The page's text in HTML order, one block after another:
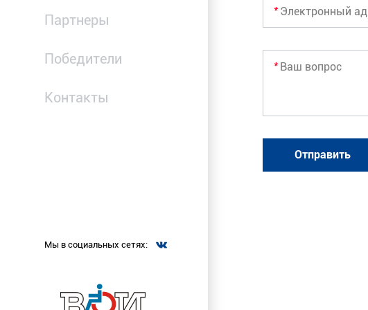
Партнеры
Победители
Контакты
Мы в социальных сетях: